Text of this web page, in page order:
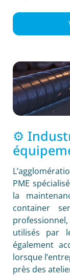
⚙️
PME
la
container
utilisés par
également
lorsque
près des